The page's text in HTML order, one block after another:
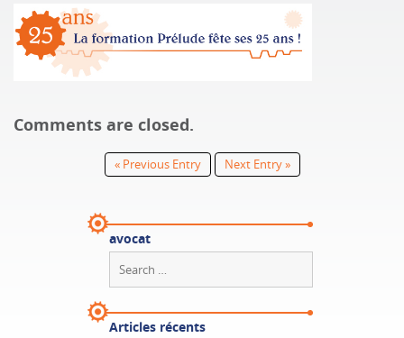
Comments are closed.
« Previous Entry Next Entry »
avocat
Articles récents